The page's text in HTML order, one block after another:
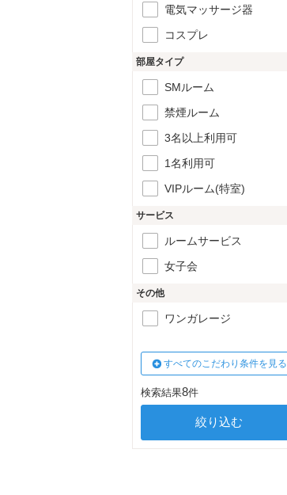
電気マッサージ器
コスプレ
部屋タイプ
SMルーム
禁煙ルーム
3名以上利用可
1名利用可
VIPルーム(特室)
サービス
ルームサービス
女子会
その他
ワンガレージ
すべてのこだわり条件を見る
検索結果8件